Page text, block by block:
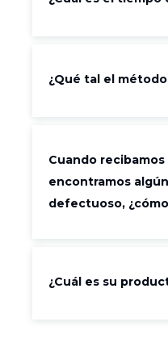
¿Qué tal el
Cuando recibamos
encontramos
defectuoso,
¿Cuál es su